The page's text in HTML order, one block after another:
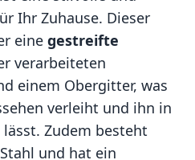
Ihr Zuhause. Dieser
eine gestreifte
verarbeiteten
einem Obergitter, was
verleiht und ihn in
Zudem besteht
und hat ein